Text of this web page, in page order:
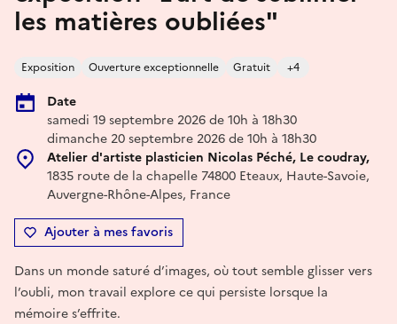
les matières oubliées"
Exposition Ouverture exceptionnelle Gratuit +4
Date
samedi 19 septembre 2026 de 10h à 18h30
dimanche 20 septembre 2026 de 10h à 18h30
Atelier d'artiste plasticien Nicolas Péché, Le coudray,
1835 route de la chapelle 74800 Eteaux, Haute-Savoie,
Auvergne-Rhône-Alpes, France
Ajouter à mes favoris
Dans un monde saturé d’images, où tout semble glisser vers
l’oubli, mon travail explore ce qui persiste lorsque la
mémoire s’effrite.